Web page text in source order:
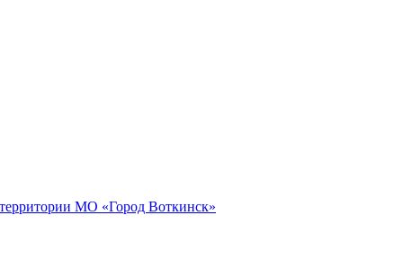
МО «Город Воткинск»